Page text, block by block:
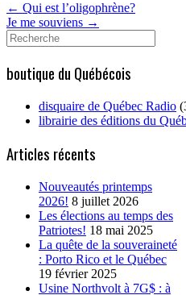
← Qui est l’oligophrène?
Je me souviens →
Search
for:
boutique du Québécois
disquaire de Québec Radio
librairie des éditions du
Articles récents
Nouveautés printemps
2026! 8 juillet 2026
Les élections au temps des
Patriotes! 18 mai 2025
La quête de la souveraineté
: Porto Rico et le Québec
19 février 2025
Usine Northvolt à 7G$ : à